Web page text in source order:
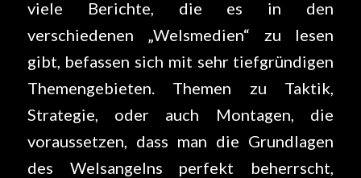
viele Berichte, die es in den
verschiedenen „Welsmedien“ zu lesen
gibt, befassen sich mit sehr tiefgründigen
Themengebieten. Themen zu Taktik,
Strategie, oder auch Montagen, die
voraussetzen, dass man die Grundlagen
des Welsangelns perfekt beherrscht,